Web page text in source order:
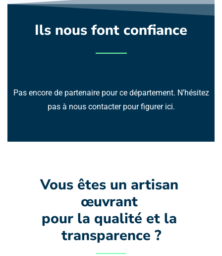
Ils nous font confiance
Pas encore de partenaire pour ce département. N’hésitez
pas à nous contacter pour figurer ici.
Vous êtes un artisan
œuvrant
pour la qualité et la
transparence ?